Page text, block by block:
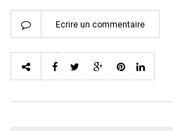
Ecrire un commentaire